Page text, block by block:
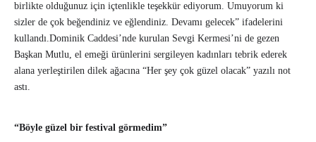
birlikte olduğunuz için içtenlikle teşekkür ediyorum. Umuyorum ki
sizler de çok beğendiniz ve eğlendiniz. Devamı gelecek” ifadelerini
kullandı.Dominik Caddesi’nde kurulan Sevgi Kermesi’ni de gezen
Başkan Mutlu, el emeği ürünlerini sergileyen kadınları tebrik ederek
alana yerleştirilen dilek ağacına “Her şey çok güzel olacak” yazılı not
astı.
“Böyle güzel bir festival görmedim”